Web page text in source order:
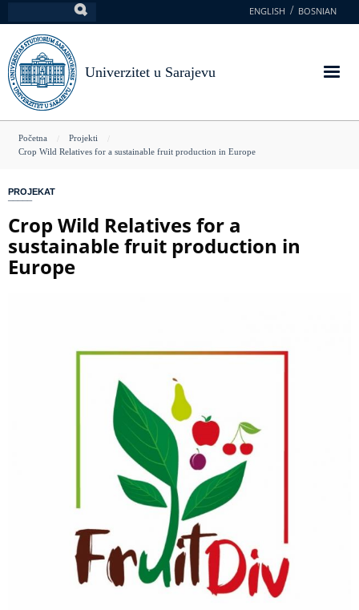
na
glavni
sadržaj
ENGLISH BOSNIAN
Univerzitet u Sarajevu
You
here
Početna
Projekti
Crop Wild Relatives for a sustainable fruit production in Europe
PROJEKAT
Crop Wild Relatives for a
sustainable fruit production in
Europe